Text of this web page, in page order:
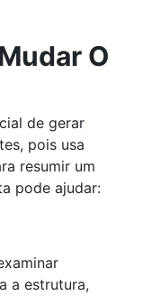
O
de gerar
pois usa
resumir um
pode ajudar:
a estrutura,